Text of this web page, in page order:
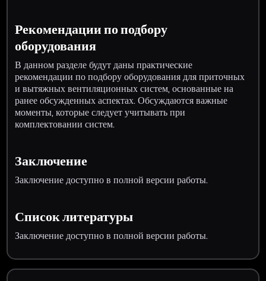
Рекомендации по подбору
оборудования
В данном разделе будут даны практические
рекомендации по подбору оборудования для приточных
и вытяжных вентиляционных систем, основанные на
ранее обсужденных аспектах. Обсуждаются важные
моменты, которые следует учитывать при
комплектовании систем.
Заключение
Заключение доступно в полной версии работы.
Список литературы
Заключение доступно в полной версии работы.